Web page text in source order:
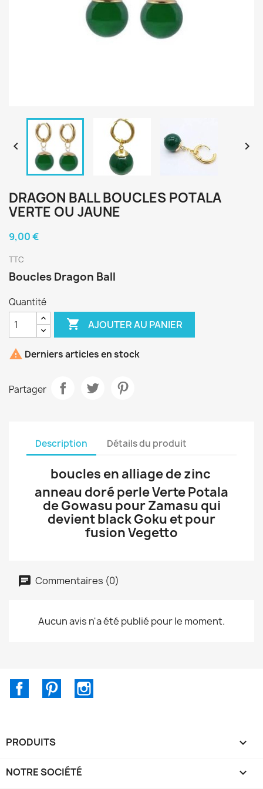
 
DRAGON BALL BOUCLES POTALA
VERTE OU JAUNE
9,00 €
TTC
Boucles Dragon Ball
Quantité
 AJOUTER AU PANIER
 Derniers articles en stock
Partager
Description Détails du produit
boucles en alliage de zinc
anneau doré perle Verte Potala
de Gowasu pour Zamasu qui
devient black Goku et pour
fusion Vegetto
Commentaires (0)
Aucun avis n'a été publié pour le moment.
FacebookPinterest
PRODUITS 
NOTRE SOCIÉTÉ 